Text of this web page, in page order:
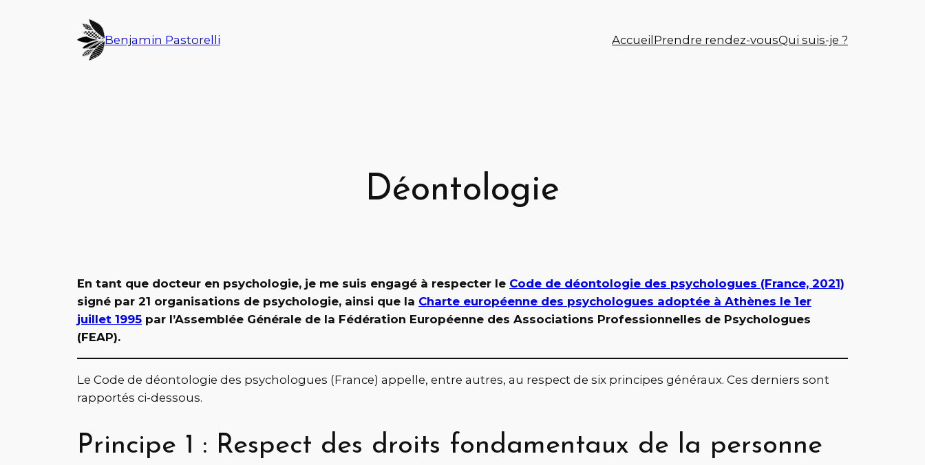
Benjamin Pastorelli Accueil Prendre rendez-vousQui suis-je ?
Déontologie
En tant que docteur en psychologie, je me suis engagé à respecter le Code de déontologie des psychologues (France, 2021)
signé par 21 organisations de psychologie, ainsi que la Charte européenne des psychologues adoptée à Athènes le 1er
juillet 1995 par l’Assemblée Générale de la Fédération Européenne des Associations Professionnelles de Psychologues
(FEAP).
Le Code de déontologie des psychologues (France) appelle, entre autres, au respect de six principes généraux. Ces derniers sont
rapportés ci-dessous.
Principe 1 : Respect des droits fondamentaux de la personne